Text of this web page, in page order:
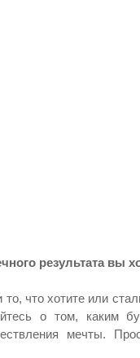
результата вы
что хотите или
о том, каким
мечты.